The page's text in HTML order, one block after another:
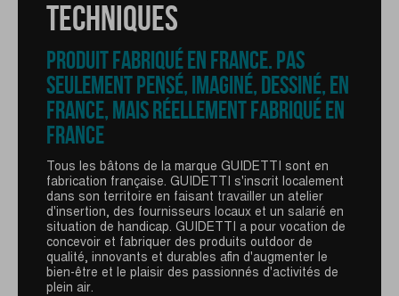
TECHNIQUES
PRODUIT FABRIQUÉ EN FRANCE. PAS
SEULEMENT PENSÉ, IMAGINÉ, DESSINÉ, EN
FRANCE, MAIS RÉELLEMENT FABRIQUÉ EN
FRANCE
Tous les bâtons de la marque GUIDETTI sont en
fabrication française. GUIDETTI s'inscrit localement
dans son territoire en faisant travailler un atelier
d'insertion, des fournisseurs locaux et un salarié en
situation de handicap. GUIDETTI a pour vocation de
concevoir et fabriquer des produits outdoor de
qualité, innovants et durables afin d'augmenter le
bien-être et le plaisir des passionnés d'activités de
plein air.
CARACTÉRISTIQUES
TECHNIQUES
SERRAGE EASY-LOCK
Le système de réglage à clapet Easy-Lock garantit
un blocage de la hauteur du bâton simple et efficace
grâce à son système de serrage externe.
En plastique ou en aluminium pour plus d'esthétisme,
ce système ne s'use pas.
Petit conseil : veillez à bien régler la hauteur sur les
deux brins pour un bon équilibre du bâton.